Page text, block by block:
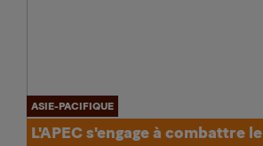
ASIE-PACIFIQUE
L'APEC s'engage à combattre le